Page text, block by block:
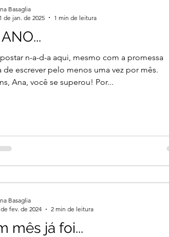
n-a-d-a aqui, mesmo com a promessa
de escrever pelo menos uma vez por mês.
Ana, você se superou! Por...
Basaglia
de jan. de 2025
1 min de leitura
mês já foi...
Basaglia
fev. de 2024
2 min de leitura